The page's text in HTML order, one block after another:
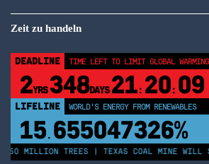
Zeit zu handeln
DEADLINE TIME LEFT TO LIMIT GLOBAL
2YRS348DAYS 21: 20: 09
LIFELINE WORLD'S ENERGY FROM RENEWABLES
15. 655047331%
250 MILLION TREES | TEXAS COAL MINE WILL